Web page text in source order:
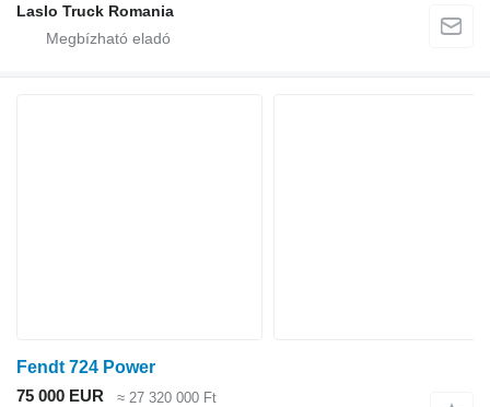
Laslo Truck Romania
Fendt 724 Power
75 000 EUR
≈ 27 320 000 Ft